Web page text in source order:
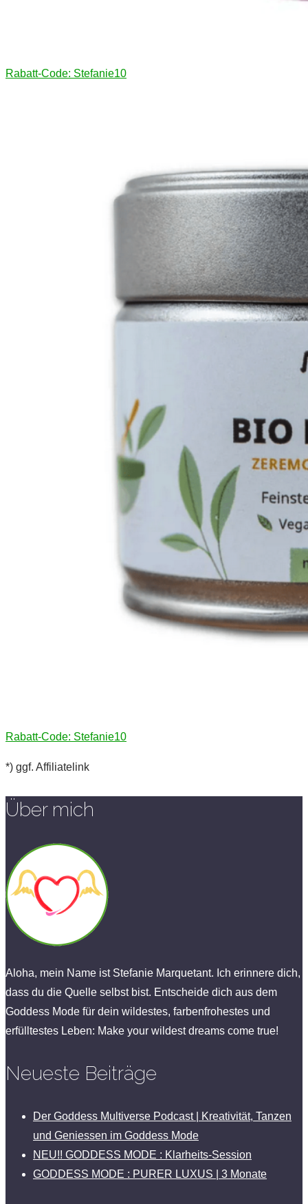
Rabatt-Code: Stefanie10
Rabatt-Code: Stefanie10
*) ggf. Affiliatelink
Über mich
Aloha, mein Name ist Stefanie Marquetant. Ich erinnere dich,
dass du die Quelle selbst bist. Entscheide dich aus dem
Goddess Mode für dein wildestes, farbenfrohestes und
erfülltestes Leben: Make your wildest dreams come true!
Neueste Beiträge
Der Goddess Multiverse Podcast | Kreativität, Tanzen
und Geniessen im Goddess Mode
NEU!! GODDESS MODE : Klarheits-Session
GODDESS MODE : PURER LUXUS | 3 Monate